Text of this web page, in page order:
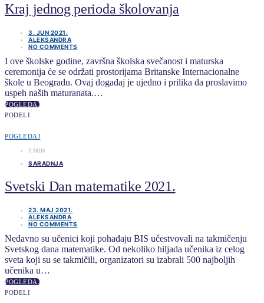
Kraj jednog perioda školovanja
3. JUN 2021.
ALEKSANDRA
NO COMMENTS
I ove školske godine, završna školska svečanost i maturska
ceremonija će se održati prostorijama Britanske Internacionalne
škole u Beogradu. Ovaj događaj je ujedno i prilika da proslavimo
uspeh naših maturanata.…
POGLEDAJ
PODELI
POGLEDAJ
1 MIN
SARADNJA
Svetski Dan matematike 2021.
23. MAJ 2021.
ALEKSANDRA
NO COMMENTS
Nedavno su učenici koji pohađaju BIS učestvovali na takmičenju
Svetskog dana matematike. Od nekoliko hiljada učenika iz celog
sveta koji su se takmičili, organizatori su izabrali 500 najboljih
učenika u…
POGLEDAJ
PODELI